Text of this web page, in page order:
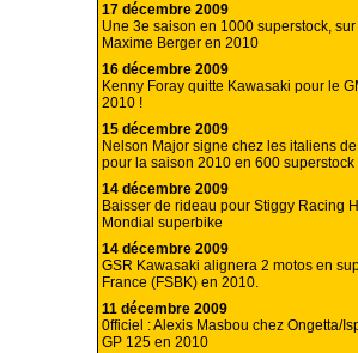
17 décembre 2009
Une 3e saison en 1000 superstock,
Maxime Berger en 2010
16 décembre 2009
Kenny Foray quitte Kawasaki pour le
2010 !
15 décembre 2009
Nelson Major signe chez les italiens
pour la saison 2010 en 600 superstock
14 décembre 2009
Baisser de rideau pour Stiggy Racing
Mondial superbike
14 décembre 2009
GSR Kawasaki alignera 2 motos en
France (FSBK) en 2010.
11 décembre 2009
0fficiel : Alexis Masbou chez Ongetta/
GP 125 en 2010